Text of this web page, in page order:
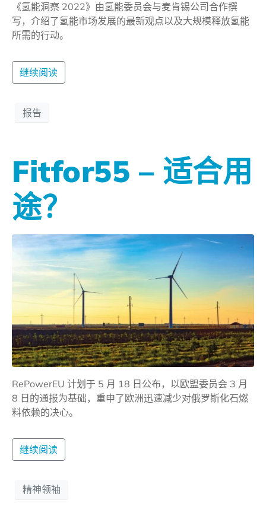
《氢能洞察 2022》由氢能委员会与麦肯锡公司合作撰
写，介绍了氢能市场发展的最新观点以及大规模释放氢能
所需的行动。
继续阅读
报告
Fitfor55 – 适合用
途？
RePowerEU 计划于 5 月 18 日公布，以欧盟委员会 3 月
8 日的通报为基础，重申了欧洲迅速减少对俄罗斯化石燃
料依赖的决心。
继续阅读
精神领袖